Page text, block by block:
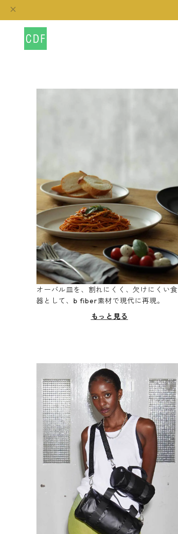
オーバル皿を、割れにくく、欠けにくい食
器として、b fiber素材で現代に再現。
もっと見る